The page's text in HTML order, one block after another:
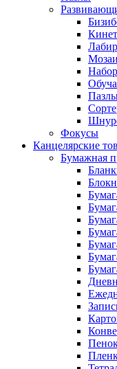
Фокусы
Канцелярские
Бумажная